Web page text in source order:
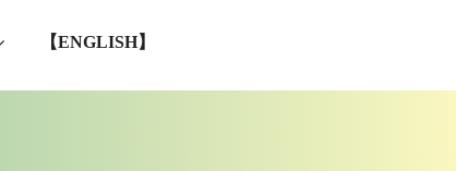
【ENGLISH】